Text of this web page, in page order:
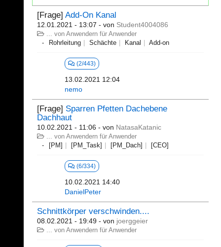
[Frage] Add-On Kanal
12.01.2021 - 13:07 - von Student4004086
... von Anwendern für Anwender
Rohrleitung
Schächte Kanal Add-on
(2/443)
13.02.2021 12:04
nemo
[Frage] Sparren Pfetten Dachebene
Dachhaut
10.02.2021 - 11:06 - von NatasaKatanic
... von Anwendern für Anwender
[PM]
[PM_Task] [PM_Dach] [CEO]
(6/334)
10.02.2021 14:40
DanielPeter
Schnittkörper verschwinden....
08.02.2021 - 19:49 - von joerggeier
... von Anwendern für Anwender